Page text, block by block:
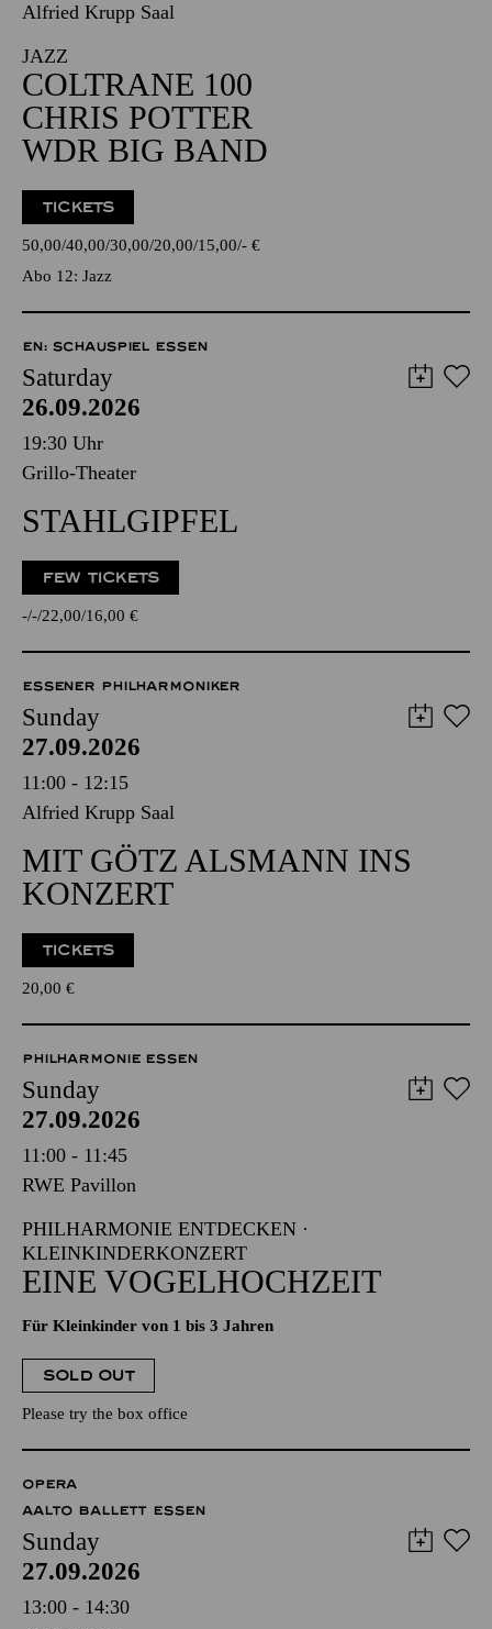
Alfried Krupp Saal
JAZZ
COLTRANE 100
CHRIS POTTER
WDR BIG BAND
TICKETS
50,00 40,00 30,00 20,00 15,00 - €
Abo 12: Jazz
EN: SCHAUSPIEL ESSEN
Saturday
26.09.2026
19:30 Uhr
Grillo-Theater
STAHLGIPFEL
FEW TICKETS
- - 22,00 16,00 €
ESSENER PHILHARMONIKER
Sunday
27.09.2026
11:00 - 12:15
Alfried Krupp Saal
MIT GÖTZ ALSMANN INS
KONZERT
TICKETS
20,00 €
PHILHARMONIE ESSEN
Sunday
27.09.2026
11:00 - 11:45
RWE Pavillon
PHILHARMONIE ENTDECKEN ·
KLEINKINDERKONZERT
EINE VOGELHOCHZEIT
Für Kleinkinder von 1 bis 3 Jahren
SOLD OUT
Please try the box office
OPERA
AALTO BALLETT ESSEN
Sunday
27.09.2026
13:00 - 14:30